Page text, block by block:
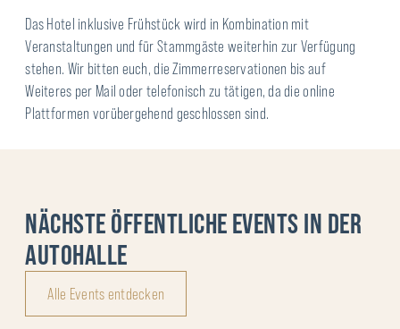
Das Hotel inklusive Frühstück wird in Kombination mit
Veranstaltungen und für Stammgäste weiterhin zur Verfügung
stehen. Wir bitten euch, die Zimmerreservationen bis auf
Weiteres per Mail oder telefonisch zu tätigen, da die online
Plattformen vorübergehend geschlossen sind.
NÄCHSTE ÖFFENTLICHE EVENTS IN DER
AUTOHALLE
Alle Events entdecken